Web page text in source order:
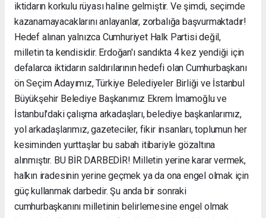
iktidarın korkulu rüyası haline gelmiştir. Ve şimdi, seçimde
kazanamayacaklarını anlayanlar, zorbalığa başvurmaktadır!
Hedef alınan yalnızca Cumhuriyet Halk Partisi değil,
milletin ta kendisidir. Erdoğan'ı sandıkta 4 kez yendiği için
defalarca iktidarın saldırılarının hedefi olan Cumhurbaşkanı
ön Seçim Adayımız, Türkiye Belediyeler Birliği ve İstanbul
Büyükşehir Belediye Başkanımız Ekrem İmamoğlu ve
İstanbul'daki çalışma arkadaşları, belediye başkanlarımız,
yol arkadaşlarımız, gazeteciler, fikir insanları, toplumun her
kesiminden yurttaşlar bu sabah itibariyle gözaltına
alınmıştır. BU BİR DARBEDİR! Milletin yerine karar vermek,
halkın iradesinin yerine geçmek ya da ona engel olmak için
güç kullanmak darbedir. Şu anda bir sonraki
cumhurbaşkanını milletinin belirlemesine engel olmak